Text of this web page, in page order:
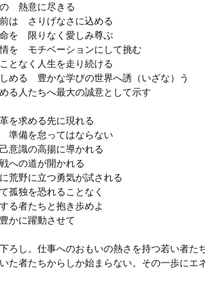
熱意に尽きる
は さりげなさに込める
を 限りなく愛しみ尊ぶ
を モチベーションにして挑む
となく人生を走り続ける
める 豊かな学びの世界へ誘（いざな）う
る人たちへ最大の誠意として示す
を求める先に現れる
準備を怠ってはならない
意識の高揚に導かれる
への道が開かれる
荒野に立つ勇気が試される
独を恐れることなく
る者たちと抱き歩めよ
かに躍動させて
下ろし。仕事へのおもいの熱さを持つ若い者た
た者たちからしか始まらない。その一歩にエ